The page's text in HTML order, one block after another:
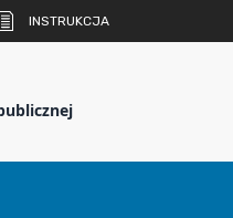
INSTRUKCJA